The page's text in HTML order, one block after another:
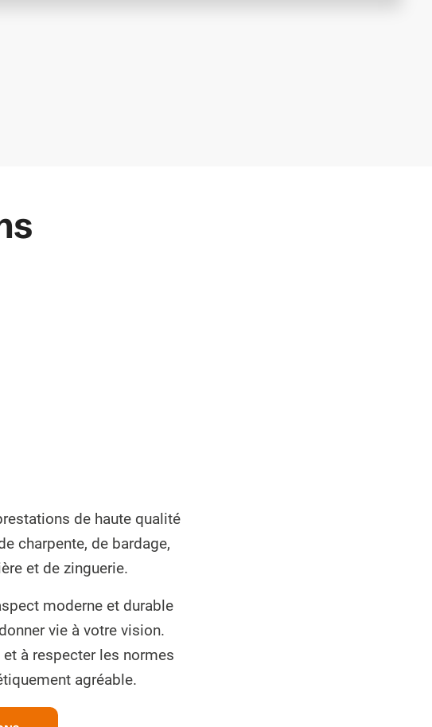
de haute qualité
charpente, de bardage,
et de zinguerie.
moderne et durable
vie à votre vision.
à respecter les normes
agréable.